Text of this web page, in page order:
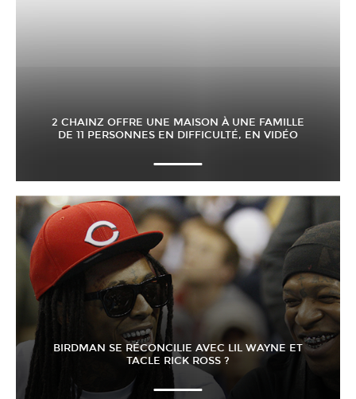
2 CHAINZ OFFRE UNE MAISON À UNE FAMILLE
DE 11 PERSONNES EN DIFFICULTÉ, EN VIDÉO
BIRDMAN SE RÉCONCILIE AVEC LIL WAYNE ET
TACLE RICK ROSS ?